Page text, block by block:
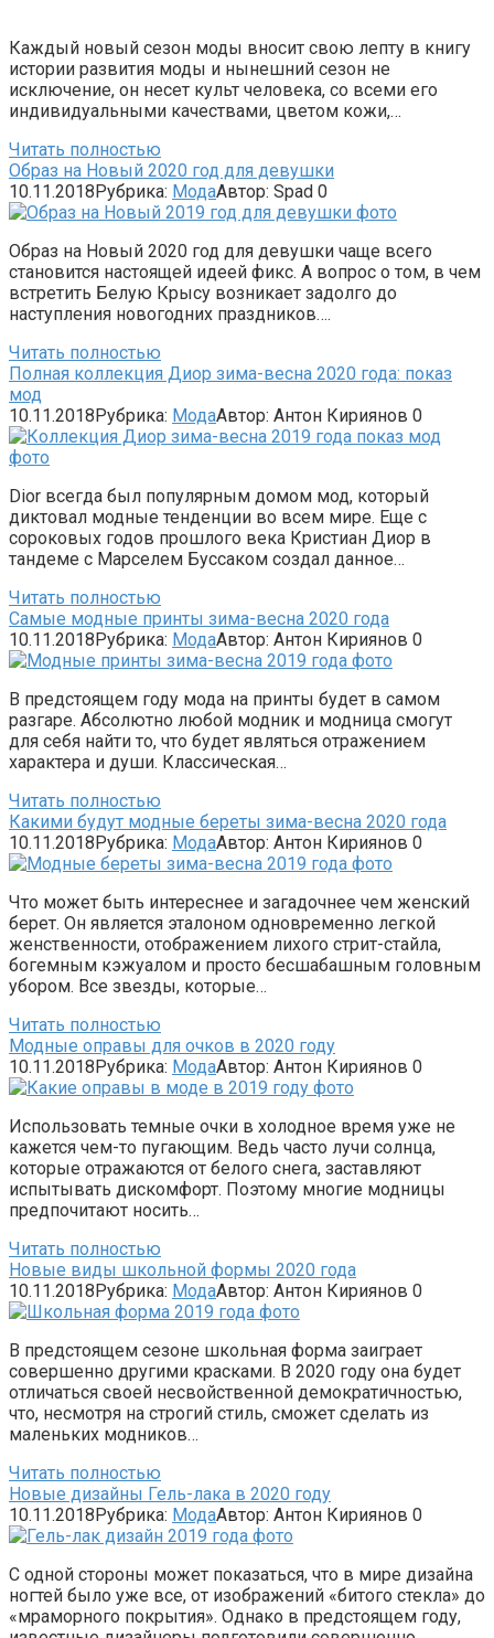
Каждый новый сезон моды вносит свою лепту в книгу
истории развития моды и нынешний сезон не
исключение, он несет культ человека, со всеми его
индивидуальными качествами, цветом кожи,…
Читать полностью
Образ на Новый 2020 год для девушки
10.11.2018Рубрика: МодаАвтор: Spad 0
Образ на Новый 2020 год для девушки чаще всего
становится настоящей идеей фикс. А вопрос о том, в чем
встретить Белую Крысу возникает задолго до
наступления новогодних праздников….
Читать полностью
Полная коллекция Диор зима-весна 2020 года: показ
мод
10.11.2018Рубрика: МодаАвтор: Антон Кириянов 0
Dior всегда был популярным домом мод, который
диктовал модные тенденции во всем мире. Еще с
сороковых годов прошлого века Кристиан Диор в
тандеме с Марселем Буссаком создал данное…
Читать полностью
Самые модные принты зима-весна 2020 года
10.11.2018Рубрика: МодаАвтор: Антон Кириянов 0
В предстоящем году мода на принты будет в самом
разгаре. Абсолютно любой модник и модница смогут
для себя найти то, что будет являться отражением
характера и души. Классическая…
Читать полностью
Какими будут модные береты зима-весна 2020 года
10.11.2018Рубрика: МодаАвтор: Антон Кириянов 0
Что может быть интереснее и загадочнее чем женский
берет. Он является эталоном одновременно легкой
женственности, отображением лихого стрит-стайла,
богемным кэжуалом и просто бесшабашным головным
убором. Все звезды, которые…
Читать полностью
Модные оправы для очков в 2020 году
10.11.2018Рубрика: МодаАвтор: Антон Кириянов 0
Использовать темные очки в холодное время уже не
кажется чем-то пугающим. Ведь часто лучи солнца,
которые отражаются от белого снега, заставляют
испытывать дискомфорт. Поэтому многие модницы
предпочитают носить…
Читать полностью
Новые виды школьной формы 2020 года
10.11.2018Рубрика: МодаАвтор: Антон Кириянов 0
В предстоящем сезоне школьная форма заиграет
совершенно другими красками. В 2020 году она будет
отличаться своей несвойственной демократичностью,
что, несмотря на строгий стиль, сможет сделать из
маленьких модников…
Читать полностью
Новые дизайны Гель-лака в 2020 году
10.11.2018Рубрика: МодаАвтор: Антон Кириянов 0
С одной стороны может показаться, что в мире дизайна
ногтей было уже все, от изображений «битого стекла» до
«мраморного покрытия». Однако в предстоящем году,